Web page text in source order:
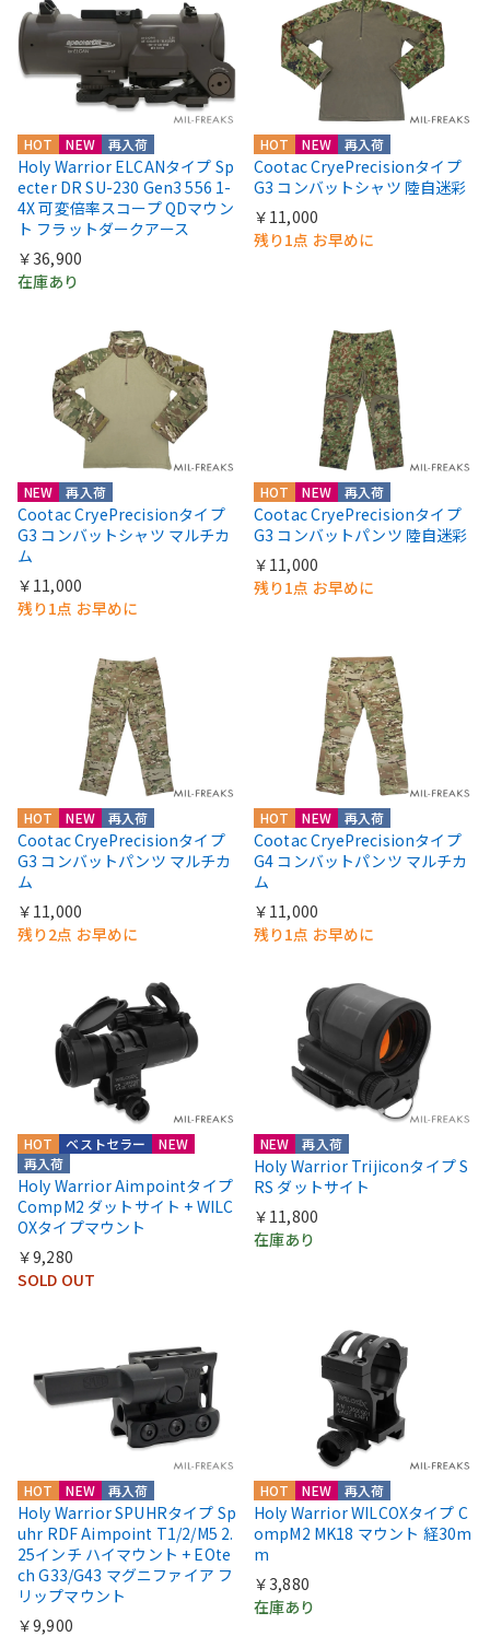
HOT NEW 再入荷
Holy Warrior ELCANタイプ Sp
ecter DR SU-230 Gen3 556 1-
4X 可変倍率スコープ QDマウン
ト フラットダークアース
￥36,900
在庫あり
HOT NEW 再入荷
Cootac CryePrecisionタイプ
G3 コンバットシャツ 陸自迷彩
￥11,000
残り1点 お早めに
NEW 再入荷
Cootac CryePrecisionタイプ
G3 コンバットシャツ マルチカ
ム
￥11,000
残り1点 お早めに
HOT NEW 再入荷
Cootac CryePrecisionタイプ
G3 コンバットパンツ 陸自迷彩
￥11,000
残り1点 お早めに
HOT NEW 再入荷
Cootac CryePrecisionタイプ
G3 コンバットパンツ マルチカ
ム
￥11,000
残り2点 お早めに
HOT NEW 再入荷
Cootac CryePrecisionタイプ
G4 コンバットパンツ マルチカ
ム
￥11,000
残り1点 お早めに
HOT
NEW
再入荷
ベストセラー
Holy Warrior Aimpointタイプ
CompM2 ダットサイト + WILC
OXタイプマウント
￥9,280
SOLD OUT
NEW 再入荷
Holy Warrior Trijiconタイプ S
RS ダットサイト
￥11,800
在庫あり
HOT NEW 再入荷
Holy Warrior SPUHRタイプ Sp
uhr RDF Aimpoint T1/2/M5 2.
25インチ ハイマウント + EOte
ch G33/G43 マグニファイア フ
リップマウント
￥9,900
HOT NEW 再入荷
Holy Warrior WILCOXタイプ C
ompM2 MK18 マウント 経30m
m
￥3,880
在庫あり